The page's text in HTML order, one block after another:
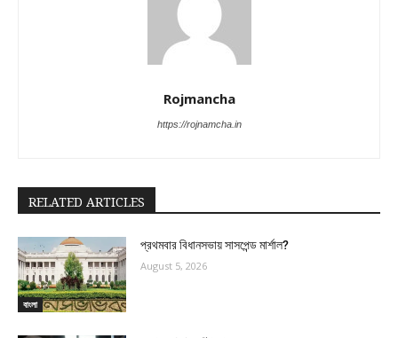
Rojmancha
https://rojnamcha.in
RELATED ARTICLES
বাংলা
প্রথমবার বিধানসভায় সাসপেন্ড মার্শাল?
August 5, 2026